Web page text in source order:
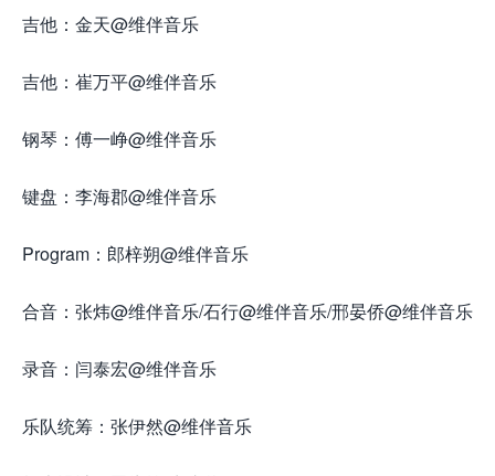
吉他：金天@维伴音乐
吉他：崔万平@维伴音乐
钢琴：傅一峥@维伴音乐
键盘：李海郡@维伴音乐
Program：郎梓朔@维伴音乐
合音：张炜@维伴音乐/石行@维伴音乐/邢晏侨@维伴音乐
录音：闫泰宏@维伴音乐
乐队统筹：张伊然@维伴音乐